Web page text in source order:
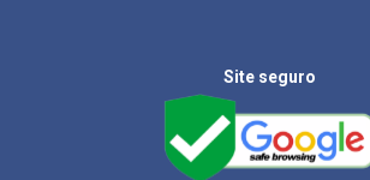
Site seguro